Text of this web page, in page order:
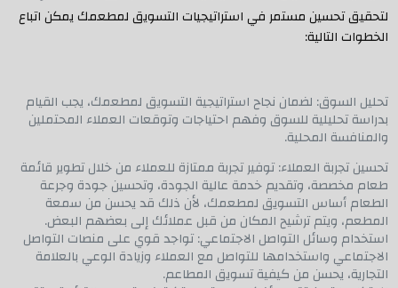
لتحقيق تحسين مستمر في استراتيجيات التسويق لمطعمك يمكن اتباع
الخطوات التالية:
تحليل السوق: لضمان نجاح استراتيجية التسويق لمطعمك، يجب القيام
بدراسة تحليلية للسوق وفهم احتياجات وتوقعات العملاء المحتملين
والمنافسة المحلية.
تحسين تجربة العملاء: توفير تجربة ممتازة للعملاء من خلال تطوير قائمة
طعام مخصصة، وتقديم خدمة عالية الجودة، وتحسين جودة وجرعة
الطعام أساس التسويق لمطعمك، لأن ذلك قد يحسن من سمعة
المطعم، ويتم ترشيح المكان من قبل عملائك إلى بعضهم البعض.
استخدام وسائل التواصل الاجتماعي: تواجد قوي على منصات التواصل
الاجتماعي واستخدامها للتواصل مع العملاء وزيادة الوعي بالعلامة
التجارية، يحسن من كيفية تسويق المطاعم.